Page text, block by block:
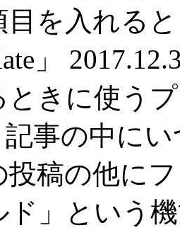
を入れる
」
ときに使う
記事の中に
投稿の他に
」という